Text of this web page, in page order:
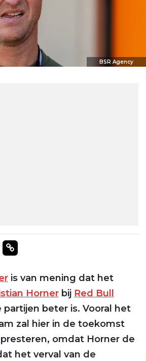
BSR Agency
op Whatsapp
via Mail
Delen via link
is van mening dat het
Horner bij Red Bull
partijen beter is. Vooral het
zal hier in de toekomst
omdat Horner de
het verval van de